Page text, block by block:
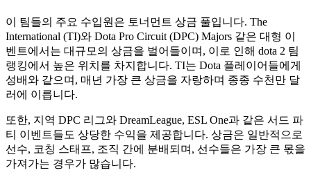
이 팀들의 주요 수입원은 토너먼트 상금 풀입니다. The
International (TI)와 Dota Pro Circuit (DPC) Majors 같은 대형 이
벤트에서는 대규모의 상금을 벌어들이며, 이로 인해 dota 2 팀
랭킹에서 높은 위치를 차지합니다. TI는 Dota 플레이어들에게
성배와 같으며, 매년 가장 큰 상금을 자랑하며 종종 수천만 달
러에 이릅니다.
또한, 지역 DPC 리그와 DreamLeague, ESL One과 같은 서드 파
티 이벤트들도 상당한 수익을 제공합니다. 상금은 일반적으로
선수, 코칭 스태프, 조직 간에 분배되며, 선수들은 가장 큰 몫을
가져가는 경우가 많습니다.